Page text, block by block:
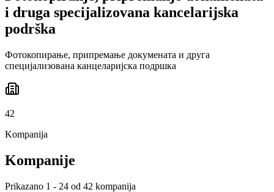
i druga specijalizovana kancelarijska
podrška
Фотокопирање, припремање докумената и друга
специјализована канцеларијска подршка
42
Kompanija
Kompanije
Prikazano 1 - 24 od 42 kompanija